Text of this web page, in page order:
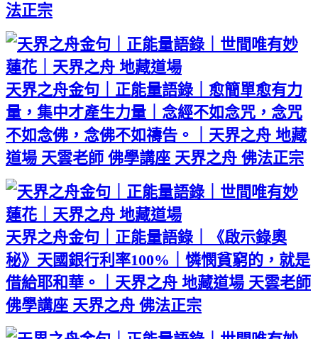
法正宗
天界之舟金句｜正能量語錄｜愈簡單愈有力
量，集中才產生力量｜念經不如念咒，念咒
不如念佛，念佛不如禱告。｜天界之舟 地藏
道場 天雲老師 佛學講座 天界之舟 佛法正宗
天界之舟金句｜正能量語錄｜《啟示錄奧
秘》天國銀行利率100%｜憐憫貧窮的，就是
借給耶和華。｜天界之舟 地藏道場 天雲老師
佛學講座 天界之舟 佛法正宗